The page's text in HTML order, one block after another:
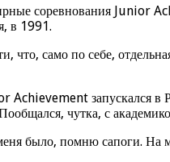
соревнования Junior
в 1991.
само по себе,
Achievement запускался
чутка, с
было, помню сапоги. На